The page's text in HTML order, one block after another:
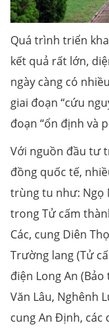
Quá trình triển
kết quả rất lớn,
ngày càng có
giai đoạn “cứu
đoạn “ổn định và
Với nguồn đầu tư
đồng quốc tế,
trùng tu như: Ngọ
trong Tử cấm
Các, cung Diên
Trường lang (Tử
điện Long An
Văn Lâu, Nghênh
cung An Định, các